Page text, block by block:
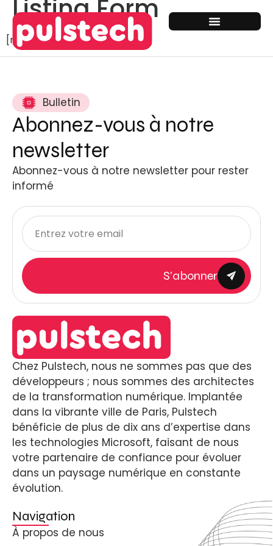
Listing Form
[rtcl_listing_form]
Chez Pulstech, nous ne sommes pas que des
développeurs ; nous sommes des architectes
de la transformation numérique. Implantée
dans la vibrante ville de Paris, Pulstech
bénéficie de plus de dix ans d’expertise dans
les technologies Microsoft, faisant de nous
votre partenaire de confiance pour évoluer
dans un paysage numérique en constante
évolution.
Navigation
À propos de nous
Bulletin
Abonnez-vous à notre
newsletter
Abonnez-vous à notre newsletter pour rester
informé
S'abonner